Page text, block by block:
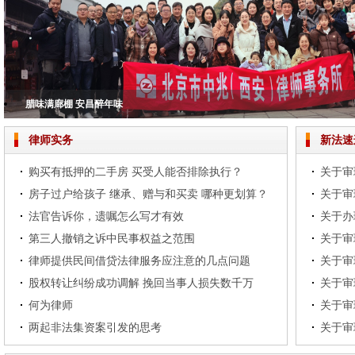
版权护航书香陕西
腊味满廊棚 安昌醉年味
铭记历史，担当使命——北京市中兆（西安）律师事务所共观抗战胜利80周年
北京市中兆（西安）律师事务所2024年度总结大会圆满落幕
逍遥世外境 仙中张家界——记录2024年西安中兆张家界踏春之旅
律师实务
购买有抵押的二手房 买受人能否排除执行？
房子过户给孩子 继承、赠与和买卖 哪种更划算？
法官告诉你，遗嘱怎么写才有效
第三人撤销之诉中民事权益之范围
律师提供民间借贷法律服务应注意的几点问题
股权转让纠纷成功调解 挽回当事人损失数千万
何为律师
两起非法集资案引发的思考
新法
关于